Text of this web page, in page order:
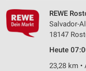
REWE
Salvador-
18147
Heute
23,28 km